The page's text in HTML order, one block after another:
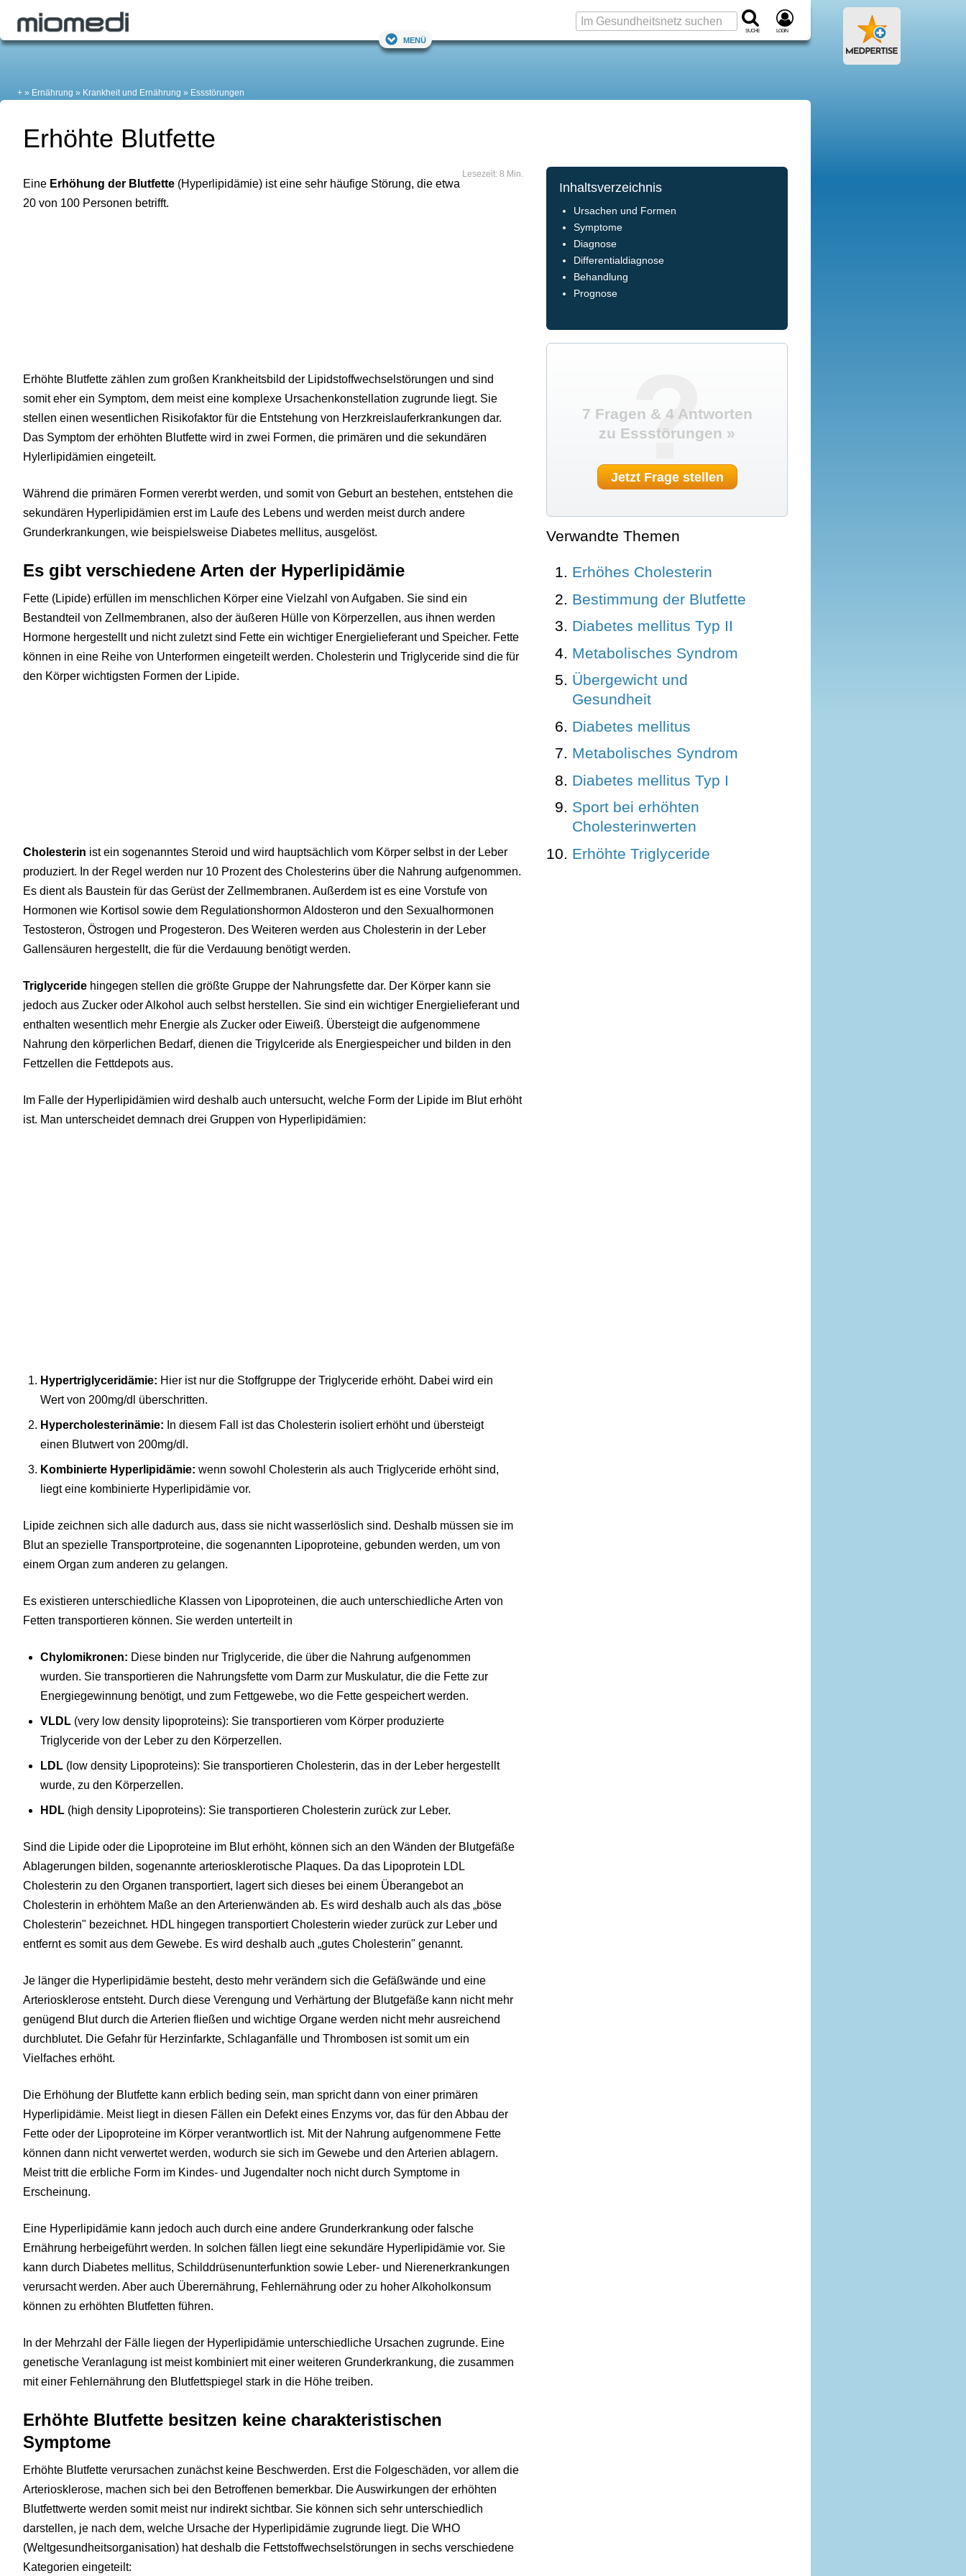
Suche Login
Menü
+ Ernährung Krankheit und Ernährung Essstörungen
Erhöhte Blutfette
Lesezeit: 8 Min.
Eine Erhöhung der Blutfette (Hyperlipidämie) ist eine sehr häufige Störung, die etwa
20 von 100 Personen betrifft.
Erhöhte Blutfette zählen zum großen Krankheitsbild der Lipidstoffwechselstörungen und sind
somit eher ein Symptom, dem meist eine komplexe Ursachenkonstellation zugrunde liegt. Sie
stellen einen wesentlichen Risikofaktor für die Entstehung von Herzkreislauferkrankungen dar.
Das Symptom der erhöhten Blutfette wird in zwei Formen, die primären und die sekundären
Hylerlipidämien eingeteilt.
Während die primären Formen vererbt werden, und somit von Geburt an bestehen, entstehen die
sekundären Hyperlipidämien erst im Laufe des Lebens und werden meist durch andere
Grunderkrankungen, wie beispielsweise Diabetes mellitus, ausgelöst.
Es gibt verschiedene Arten der Hyperlipidämie
Fette (Lipide) erfüllen im menschlichen Körper eine Vielzahl von Aufgaben. Sie sind ein
Bestandteil von Zellmembranen, also der äußeren Hülle von Körperzellen, aus ihnen werden
Hormone hergestellt und nicht zuletzt sind Fette ein wichtiger Energielieferant und Speicher. Fette
können in eine Reihe von Unterformen eingeteilt werden. Cholesterin und Triglyceride sind die für
den Körper wichtigsten Formen der Lipide.
Cholesterin ist ein sogenanntes Steroid und wird hauptsächlich vom Körper selbst in der Leber
produziert. In der Regel werden nur 10 Prozent des Cholesterins über die Nahrung aufgenommen.
Es dient als Baustein für das Gerüst der Zellmembranen. Außerdem ist es eine Vorstufe von
Hormonen wie Kortisol sowie dem Regulationshormon Aldosteron und den Sexualhormonen
Testosteron, Östrogen und Progesteron. Des Weiteren werden aus Cholesterin in der Leber
Gallensäuren hergestellt, die für die Verdauung benötigt werden.
Triglyceride hingegen stellen die größte Gruppe der Nahrungsfette dar. Der Körper kann sie
jedoch aus Zucker oder Alkohol auch selbst herstellen. Sie sind ein wichtiger Energielieferant und
enthalten wesentlich mehr Energie als Zucker oder Eiweiß. Übersteigt die aufgenommene
Nahrung den körperlichen Bedarf, dienen die Trigylceride als Energiespeicher und bilden in den
Fettzellen die Fettdepots aus.
Im Falle der Hyperlipidämien wird deshalb auch untersucht, welche Form der Lipide im Blut erhöht
ist. Man unterscheidet demnach drei Gruppen von Hyperlipidämien:
Hypertriglyceridämie: Hier ist nur die Stoffgruppe der Triglyceride erhöht. Dabei wird ein
Wert von 200mg/dl überschritten.
Hypercholesterinämie: In diesem Fall ist das Cholesterin isoliert erhöht und übersteigt
einen Blutwert von 200mg/dl.
Kombinierte Hyperlipidämie: wenn sowohl Cholesterin als auch Triglyceride erhöht sind,
liegt eine kombinierte Hyperlipidämie vor.
Lipide zeichnen sich alle dadurch aus, dass sie nicht wasserlöslich sind. Deshalb müssen sie im
Blut an spezielle Transportproteine, die sogenannten Lipoproteine, gebunden werden, um von
einem Organ zum anderen zu gelangen.
Es existieren unterschiedliche Klassen von Lipoproteinen, die auch unterschiedliche Arten von
Fetten transportieren können. Sie werden unterteilt in
Chylomikronen: Diese binden nur Triglyceride, die über die Nahrung aufgenommen
wurden. Sie transportieren die Nahrungsfette vom Darm zur Muskulatur, die die Fette zur
Energiegewinnung benötigt, und zum Fettgewebe, wo die Fette gespeichert werden.
VLDL (very low density lipoproteins): Sie transportieren vom Körper produzierte
Triglyceride von der Leber zu den Körperzellen.
LDL (low density Lipoproteins): Sie transportieren Cholesterin, das in der Leber hergestellt
wurde, zu den Körperzellen.
HDL (high density Lipoproteins): Sie transportieren Cholesterin zurück zur Leber.
Sind die Lipide oder die Lipoproteine im Blut erhöht, können sich an den Wänden der Blutgefäße
Ablagerungen bilden, sogenannte arteriosklerotische Plaques. Da das Lipoprotein LDL
Cholesterin zu den Organen transportiert, lagert sich dieses bei einem Überangebot an
Cholesterin in erhöhtem Maße an den Arterienwänden ab. Es wird deshalb auch als das „böse
Cholesterin" bezeichnet. HDL hingegen transportiert Cholesterin wieder zurück zur Leber und
entfernt es somit aus dem Gewebe. Es wird deshalb auch „gutes Cholesterin" genannt.
Je länger die Hyperlipidämie besteht, desto mehr verändern sich die Gefäßwände und eine
Arteriosklerose entsteht. Durch diese Verengung und Verhärtung der Blutgefäße kann nicht mehr
genügend Blut durch die Arterien fließen und wichtige Organe werden nicht mehr ausreichend
durchblutet. Die Gefahr für Herzinfarkte, Schlaganfälle und Thrombosen ist somit um ein
Vielfaches erhöht.
Die Erhöhung der Blutfette kann erblich beding sein, man spricht dann von einer primären
Hyperlipidämie. Meist liegt in diesen Fällen ein Defekt eines Enzyms vor, das für den Abbau der
Fette oder der Lipoproteine im Körper verantwortlich ist. Mit der Nahrung aufgenommene Fette
können dann nicht verwertet werden, wodurch sie sich im Gewebe und den Arterien ablagern.
Meist tritt die erbliche Form im Kindes- und Jugendalter noch nicht durch Symptome in
Erscheinung.
Eine Hyperlipidämie kann jedoch auch durch eine andere Grunderkrankung oder falsche
Ernährung herbeigeführt werden. In solchen fällen liegt eine sekundäre Hyperlipidämie vor. Sie
kann durch Diabetes mellitus, Schilddrüsenunterfunktion sowie Leber- und Nierenerkrankungen
verursacht werden. Aber auch Überernährung, Fehlernährung oder zu hoher Alkoholkonsum
können zu erhöhten Blutfetten führen.
In der Mehrzahl der Fälle liegen der Hyperlipidämie unterschiedliche Ursachen zugrunde. Eine
genetische Veranlagung ist meist kombiniert mit einer weiteren Grunderkrankung, die zusammen
mit einer Fehlernährung den Blutfettspiegel stark in die Höhe treiben.
Erhöhte Blutfette besitzen keine charakteristischen
Symptome
Erhöhte Blutfette verursachen zunächst keine Beschwerden. Erst die Folgeschäden, vor allem die
Arteriosklerose, machen sich bei den Betroffenen bemerkbar. Die Auswirkungen der erhöhten
Blutfettwerte werden somit meist nur indirekt sichtbar. Sie können sich sehr unterschiedlich
darstellen, je nach dem, welche Ursache der Hyperlipidämie zugrunde liegt. Die WHO
(Weltgesundheitsorganisation) hat deshalb die Fettstoffwechselstörungen in sechs verschiedene
Kategorien eingeteilt:
Inhaltsverzeichnis
Ursachen und Formen
Symptome
Diagnose
Differentialdiagnose
Behandlung
Prognose
?
7 Fragen & 4 Antworten
zu Essstörungen »
Jetzt Frage stellen
Verwandte Themen
Erhöhes Cholesterin
Bestimmung der Blutfette
Diabetes mellitus Typ II
Metabolisches Syndrom
Übergewicht und
Gesundheit
Diabetes mellitus
Metabolisches Syndrom
Diabetes mellitus Typ I
Sport bei erhöhten
Cholesterinwerten
Erhöhte Triglyceride